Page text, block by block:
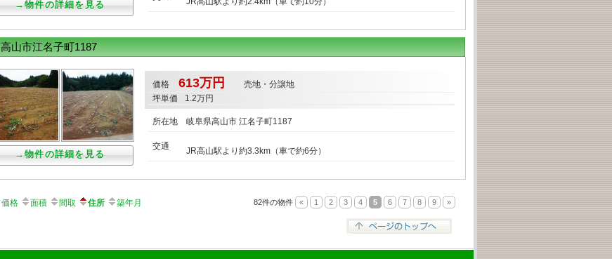
→物件の詳細を見る
高山市江名子町1187
→物件の詳細を見る
価格 613万円
売地・分譲地
坪単価
1.2万円
所在地 岐阜県高山市 江名子町1187
交通 JR高山駅より約3.3km（車で約6分）
価格 面積 間取 住所 築年月 82件の物件 « 1 2 3 4 5 6 7 8 9 »